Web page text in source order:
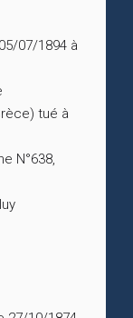
07/1894 à
tué à
N°638,